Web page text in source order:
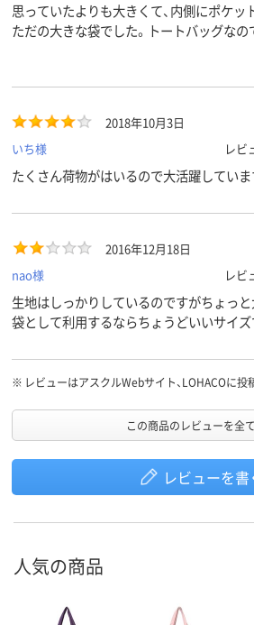
思っていたよりも大きくて、内側にポケッ
ただの大きな袋でした。トートバッグなの
とも思いますが、、スマホだけでもいいの
ガンガン使っていきたいと思います。
2018年10月3日
いち様
レビ
たくさん荷物がはいるので大活躍していま
2016年12月18日
nao様
レビ
生地はしっかりしているのですがちょっ
袋として利用するならちょうどいいサイズ
※ レビューはアスクルWebサイト、LOHACOに投
この商品のレビューを全
レビューを書
人気の商品